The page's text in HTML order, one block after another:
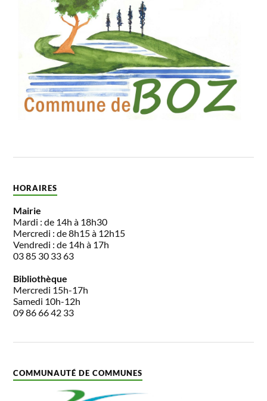
HORAIRES
Mairie
Mardi : de 14h à 18h30
Mercredi : de 8h15 à 12h15
Vendredi : de 14h à 17h
03 85 30 33 63
Bibliothèque
Mercredi 15h-17h
Samedi 10h-12h
09 86 66 42 33
COMMUNAUTÉ DE COMMUNES